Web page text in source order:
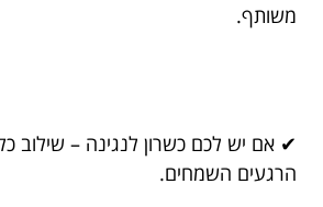
משותף.
✔ אם יש לכם כשרון לנגינה – שילוב
הרגעים השמחים.